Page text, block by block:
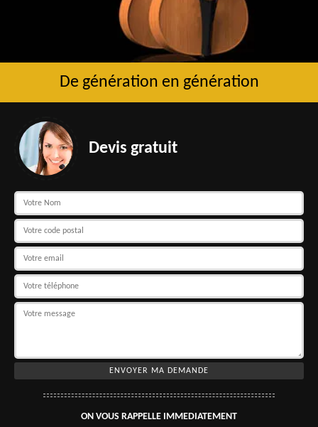
De génération en génération
Devis gratuit
ON VOUS RAPPELLE IMMEDIATEMENT